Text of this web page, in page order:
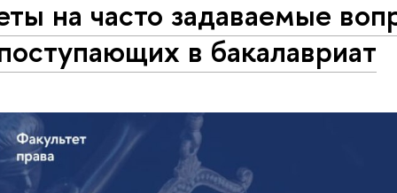
на часто задаваемые
в бакалавриат